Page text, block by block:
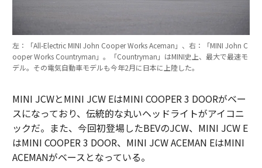
左：「All-Electric MINI John Cooper Works Aceman」、右：「MINI John C
ooper Works Countryman」。「Countryman」はMINI史上、最大で最速モ
デル。その電気自動車モデルも今年2月に日本に上陸した。
MINI JCWとMINI JCW EはMINI COOPER 3 DOORがベー
スになっており、伝統的な丸いヘッドライトがアイコニ
ックだ。また、今回初登場したBEVのJCW、MINI JCW E
はMINI COOPER 3 DOOR、MINI JCW ACEMAN EはMINI
ACEMANがベースとなっている。